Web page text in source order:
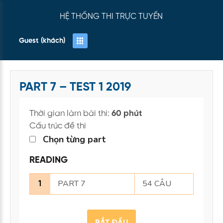
HỆ THỐNG THI TRỰC TUYẾN
Guest (khách)
PART 7 – TEST 1 2019
Thời gian làm bài thi: 60 phút
Cấu trúc đề thi
Chọn từng part
READING
1 PART 7 54 CÂU